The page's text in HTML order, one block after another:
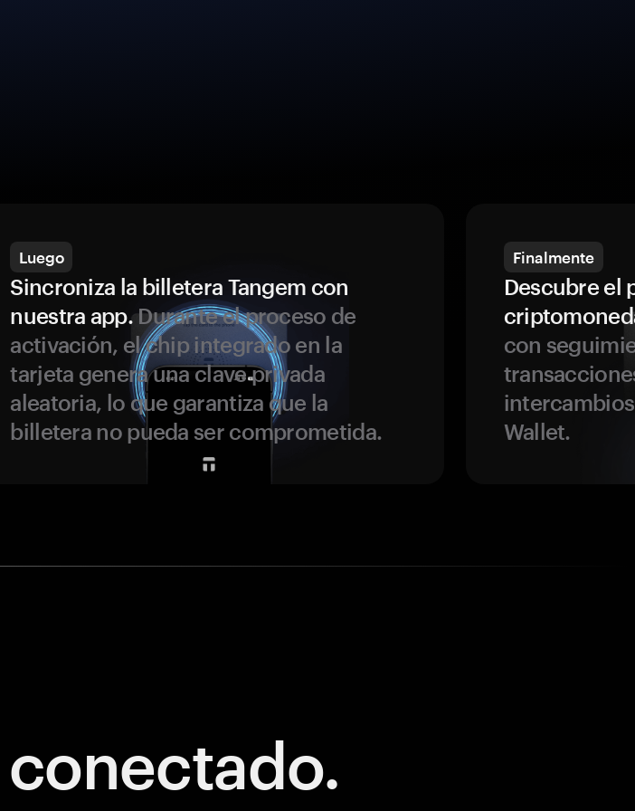
Luego
Sincroniza la billetera Tangem con
nuestra app.Durante el proceso de
activación, el chip integrado en la
tarjeta genera una clave privada
aleatoria, lo que garantiza que la
billetera no pueda ser comprometida.
Finalmente
Descubre el
con
Wallet.
conectado.